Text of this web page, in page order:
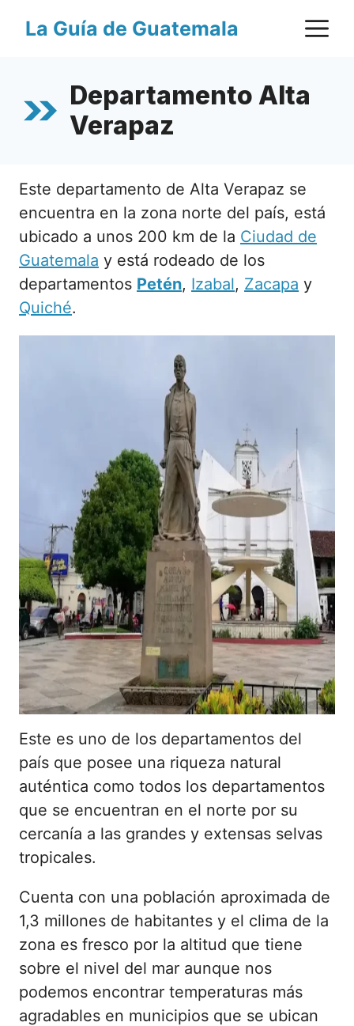
La Guía de Guatemala
Departamento Alta
Verapaz
Este departamento de Alta Verapaz se
encuentra en la zona norte del país, está
ubicado a unos 200 km de la Ciudad de
Guatemala y está rodeado de los
departamentos Petén, Izabal, Zacapa y
Quiché.
Este es uno de los departamentos del
país que posee una riqueza natural
auténtica como todos los departamentos
que se encuentran en el norte por su
cercanía a las grandes y extensas selvas
tropicales.
Cuenta con una población aproximada de
1,3 millones de habitantes y el clima de la
zona es fresco por la altitud que tiene
sobre el nivel del mar aunque nos
podemos encontrar temperaturas más
agradables en municipios que se ubican